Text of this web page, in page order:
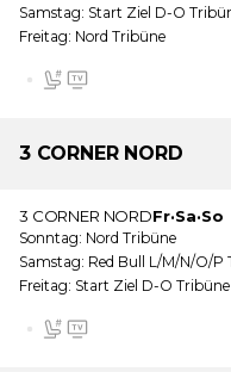
Sonntag
Nicht überdachte
Nummerierte
Videowand
Samstag Start Ziel D-O
Freitag Nord Tribüne
Ticketinformationen:
Altersgrenzen finden
Diese Eintrittskarte ist
Sonntag
Nicht überdachte
Nummerierte
3 CORNER NORD
3 CORNER NORDFr·Sa·So
Sonntag Nord Tribüne
Samstag Red Bull L/M/N/O/P
Freitag Start Ziel D-O Tribüne